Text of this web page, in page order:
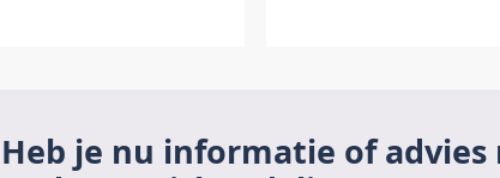
Heb je nu informatie of advies